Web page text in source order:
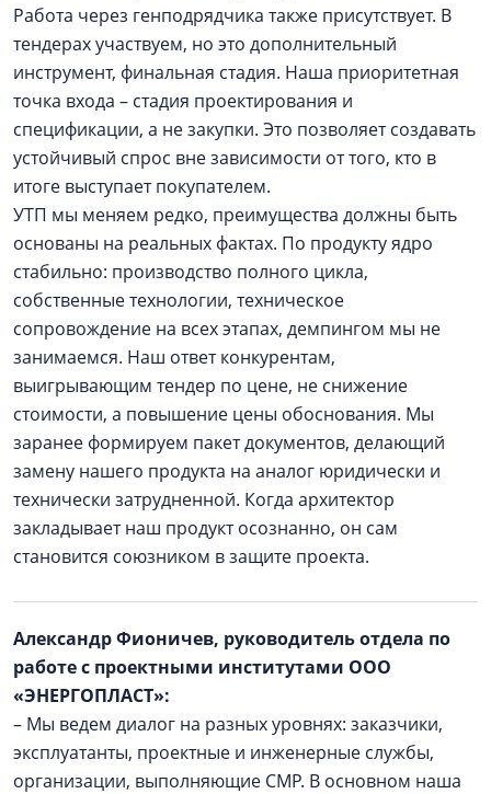
Работа через генподрядчика также присутствует. В
тендерах участвуем, но это дополнительный
инструмент, финальная стадия. Наша приоритетная
точка входа – стадия проектирования и
спецификации, а не закупки. Это позволяет создавать
устойчивый спрос вне зависимости от того, кто в
итоге выступает покупателем.
УТП мы меняем редко, преимущества должны быть
основаны на реальных фактах. По продукту ядро
стабильно: производство полного цикла,
собственные технологии, техническое
сопровождение на всех этапах, демпингом мы не
занимаемся. Наш ответ конкурентам,
выигрывающим тендер по цене, не снижение
стоимости, а повышение цены обоснования. Мы
заранее формируем пакет документов, делающий
замену нашего продукта на аналог юридически и
технически затрудненной. Когда архитектор
закладывает наш продукт осознанно, он сам
становится союзником в защите проекта.
Александр Фионичев, руководитель отдела по
работе с проектными институтами ООО
«ЭНЕРГОПЛАСТ»:
– Мы ведем диалог на разных уровнях: заказчики,
эксплуатанты, проектные и инженерные службы,
организации, выполняющие СМР. В основном наша